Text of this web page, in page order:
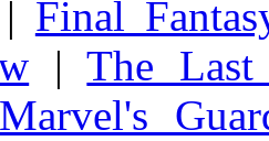
| Final
|The
Marvel's